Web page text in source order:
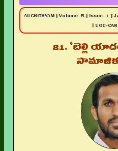
AUCHITHYAM | Volume-5 | Issue-
| UGC-
21. ‘బెల్లి